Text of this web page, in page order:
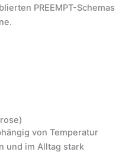
PREEMPT-Schemas
von Temperatur
und im Alltag stark